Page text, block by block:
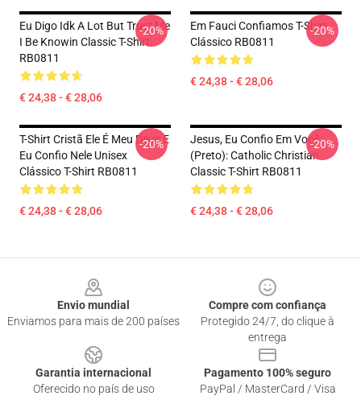
Eu Digo Idk A Lot But Trust Me
I Be Knowin Classic T-Shirt
RB0811
€ 24,38 - € 28,06
-20%
Em Fauci Confiamos T-Shirt
Clássico RB0811
€ 24,38 - € 28,06
-20%
T-Shirt Cristã Ele É Meu Deus E
Eu Confio Nele Unisex
Clássico T-Shirt RB0811
€ 24,38 - € 28,06
-20%
Jesus, Eu Confio Em Você
(preto): Catholic Christian
Classic T-Shirt RB0811
€ 24,38 - € 28,06
-20%
Envio mundial
Enviamos para mais de 200 países
Compre com confiança
Protegido 24/7, do clique à
entrega
Garantia internacional
Oferecido no país de uso
Pagamento 100% seguro
PayPal / MasterCard / Visa